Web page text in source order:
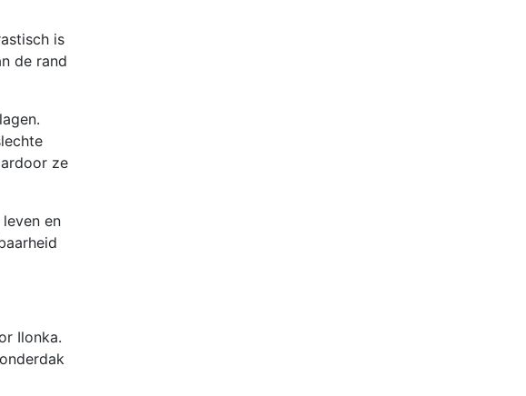
is
de rand
ze
en
Ilonka.